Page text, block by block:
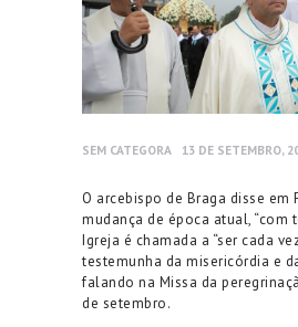
SEM CATEGORA 13 DE SETEMBRO,
O arcebispo de Braga disse em
mudança de época atual, “com
Igreja é chamada a “ser cada
testemunha da misericórdia e
falando na Missa da
de setembro.